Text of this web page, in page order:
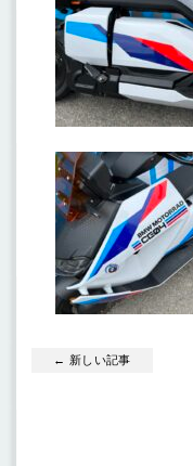
← 新しい記事